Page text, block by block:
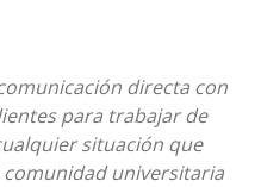
directa con
para trabajar de
situación que
universitaria